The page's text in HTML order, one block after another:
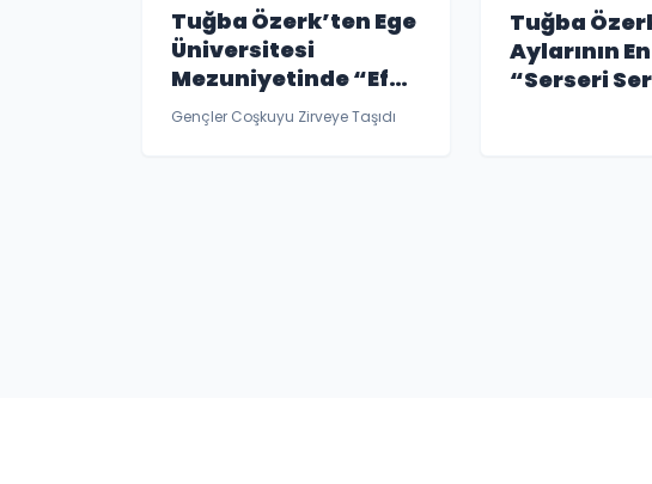
Tuğba Özerk’ten Ege
Üniversitesi
Mezuniyetinde “Efe”
Fırtınası!
Gençler Coşkuyu Zirveye Taşıdı
Tuğba
Aylarının
“Serseri